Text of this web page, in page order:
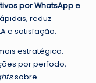
por WhatsApp e
reduz
e satisfação.
estratégica.
por período,
sobre